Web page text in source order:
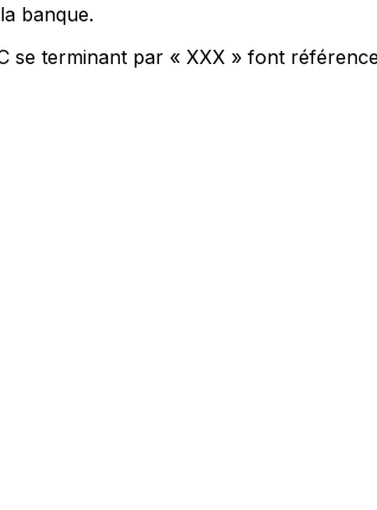
banque.
terminant par « XXX » font